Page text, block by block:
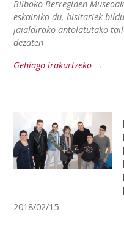
Bilboko Berreginen
eskainiko du, bisitariek
jaialdirako antolatutako
dezaten
Gehiago irakurtzeko →
2018/02/15